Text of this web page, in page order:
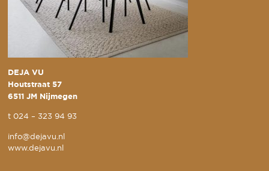
DEJA VU
Houtstraat 57
6511 JM Nijmegen
t024 – 323 94 93
info@dejavu.nl
www.dejavu.nl